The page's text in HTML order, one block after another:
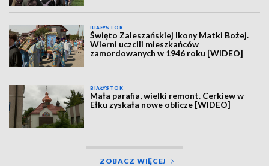
BIAŁYSTOK
Święto Zaleszańskiej Ikony Matki Bożej.
Wierni uczcili mieszkańców
zamordowanych w 1946 roku [WIDEO]
BIAŁYSTOK
Mała parafia, wielki remont. Cerkiew w
Ełku zyskała nowe oblicze [WIDEO]
ZOBACZ WIĘCEJ